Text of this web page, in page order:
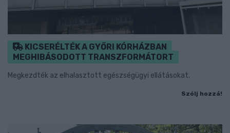
KICSERÉLTÉK A GYŐRI KÓRHÁZBAN
MEGHIBÁSODOTT TRANSZFORMÁTORT
Megkezdték az elhalasztott egészségügyi ellátásokat.
Szólj hozzá!